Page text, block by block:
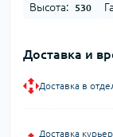
Высота: 530
Доставка и
Доставка в
Доставка